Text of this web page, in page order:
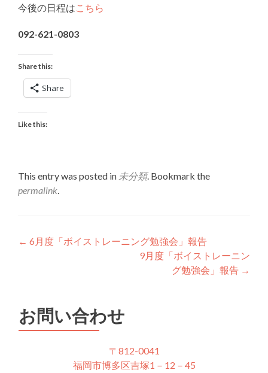
今後の日程はこちら
092-621-0803
Share this:
Share
Like this:
This entry was posted in 未分類. Bookmark the
permalink.
Post
← 6月度「ボイストレーニング勉強会」報告
9月度「ボイストレーニン
グ勉強会」報告 →
お問い合わせ
〒812-0041
福岡市博多区吉塚1－12－45